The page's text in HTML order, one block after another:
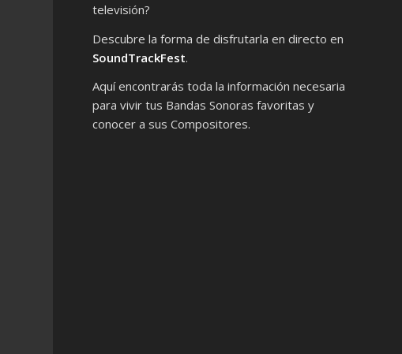
televisión?
Descubre la forma de disfrutarla en directo en
SoundTrackFest.
Aquí encontrarás toda la información necesaria
para vivir tus Bandas Sonoras favoritas y
conocer a sus Compositores.